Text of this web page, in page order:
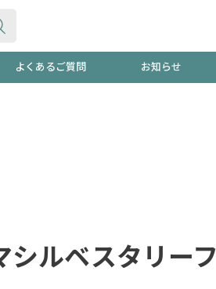
よくあるご質問 お知らせ
シルベスタリーフ